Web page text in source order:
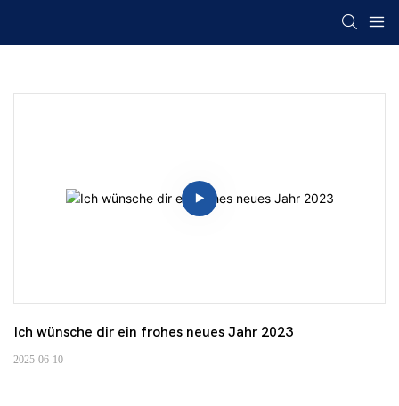
Ich wünsche dir ein frohes neues Jahr 2023
2025-06-10